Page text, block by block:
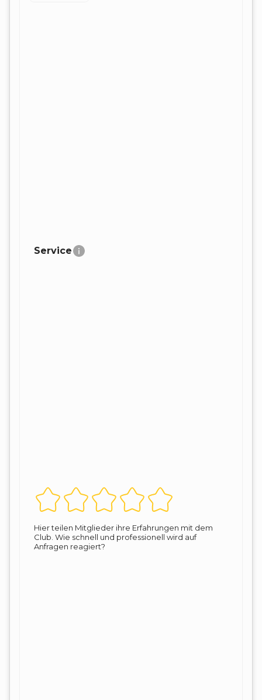
Service
Hier teilen Mitglieder ihre Erfahrungen mit dem
Club. Wie schnell und professionell wird auf
Anfragen reagiert?